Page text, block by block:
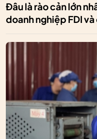
Đâu là rào cản lớn
doanh nghiệp FDI